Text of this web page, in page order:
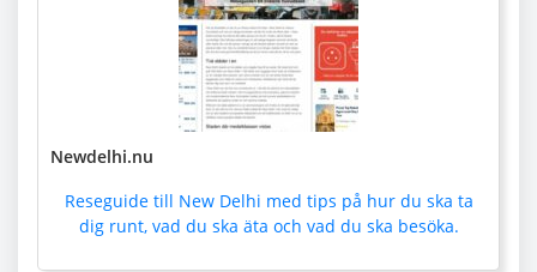
Newdelhi.nu
Reseguide till New Delhi med tips på hur du ska ta
dig runt, vad du ska äta och vad du ska besöka.